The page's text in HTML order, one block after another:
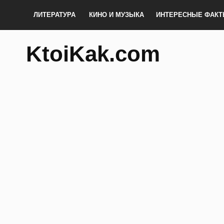
ЛИТЕРАТУРА КИНО И МУЗЫКА ИНТЕРЕСНЫЕ
KtoiKak.com